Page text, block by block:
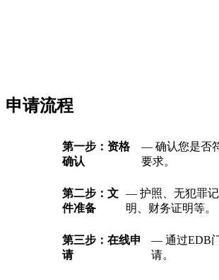
申请流程
第一步：资格
确认
— 确认您是否
要求。
第二步：文
件准备
— 护照、无犯罪
明、财务证明等。
第三步：在线申
请
— 通过EDB
请。